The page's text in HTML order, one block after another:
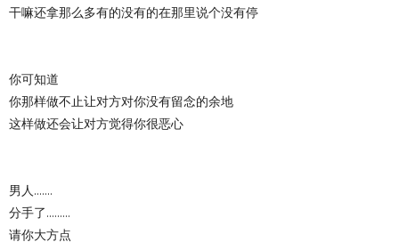
干嘛还拿那么多有的没有的在那里说个没有停
你可知道
你那样做不止让对方对你没有留念的余地
这样做还会让对方觉得你很恶心
男人.......
分手了.........
请你大方点